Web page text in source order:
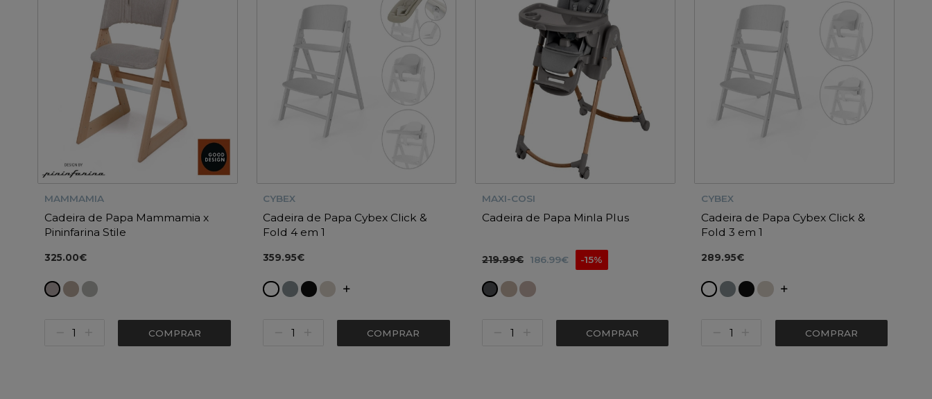
MAMMAMIA
Cadeira de Papa Mammamia x
Pininfarina Stile
325.00€
COMPRAR
CYBEX
Cadeira de Papa Cybex Click &
Fold 4 em 1
359.95€
COMPRAR
MAXI-COSI
Cadeira de Papa Minla Plus
219.99€ 186.99€ -15%
COMPRAR
CYBEX
Cadeira de Papa Cybex Click &
Fold 3 em 1
289.95€
COMPRAR